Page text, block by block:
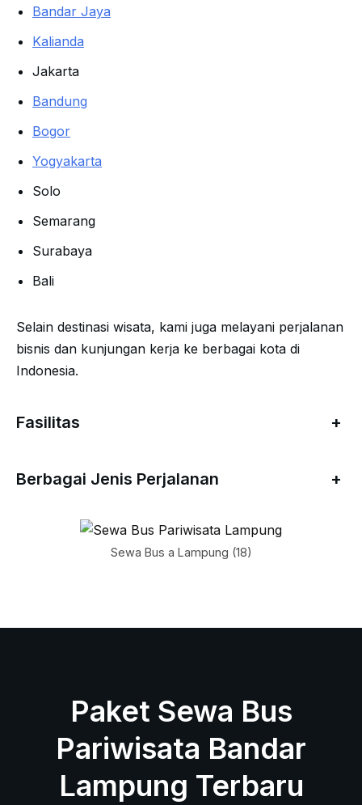
Bandar Jaya
Kalianda
Jakarta
Bandung
Bogor
Yogyakarta
Solo
Semarang
Surabaya
Bali
Selain destinasi wisata, kami juga melayani perjalanan
bisnis dan kunjungan kerja ke berbagai kota di
Indonesia.
Fasilitas +
Berbagai Jenis Perjalanan +
Sewa Bus a Lampung (18)
Paket Sewa Bus
Pariwisata Bandar
Lampung Terbaru